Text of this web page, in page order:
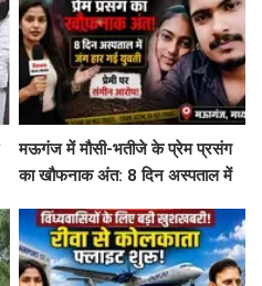
मऊगंज में मौसी-भतीजे के प्रेम प्रसंग
का खौफनाक अंत: 8 दिन अस्पताल में
आरोप!